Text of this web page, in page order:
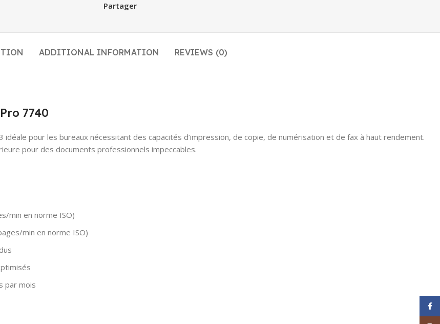
Partager
ADDITIONAL INFORMATION REVIEWS (0)
7740
pour les bureaux nécessitant des capacités d’impression, de copie, de numérisation et de fax à haut rendement.
pour des documents professionnels impeccables.
min en norme ISO)
min en norme ISO)
par mois